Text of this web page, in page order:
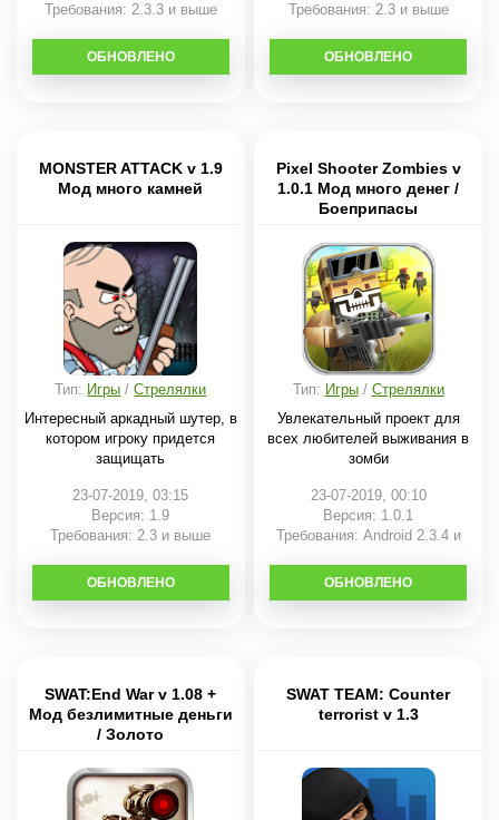
Требования: 2.3.3 и выше
СКАЧАТЬ
ОБНОВЛЕНО
Требования: 2.3 и выше
СКАЧАТЬ
ОБНОВЛЕНО
MONSTER ATTACK v 1.9
Мод много камней
Тип: Игры /Стрелялки
Интересный аркадный шутер, в
котором игроку придется
защищать
23-07-2019, 03:15
Версия: 1.9
Требования: 2.3 и выше
СКАЧАТЬ
ОБНОВЛЕНО
Pixel Shooter Zombies v
1.0.1 Мод много денег /
Боеприпасы
Тип: Игры/ Стрелялки
Увлекательный проект для
всех любителей выживания в
зомби
23-07-2019, 00:10
Версия: 1.0.1
Требования: Android 2.3.4 и
СКАЧАТЬ
ОБНОВЛЕНО
SWAT:End War v 1.08 +
Мод безлимитные деньги
/ Золото
SWAT TEAM: Counter
terrorist v 1.3